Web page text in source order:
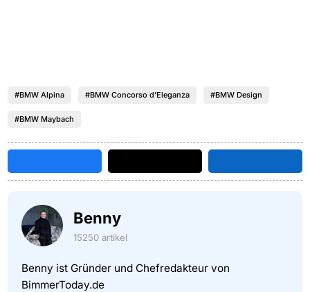
#BMW Alpina #BMW Concorso d'Eleganza #BMW Design
#BMW Maybach
Benny
15250 artikel
Benny ist Gründer und Chefredakteur von
BimmerToday.de